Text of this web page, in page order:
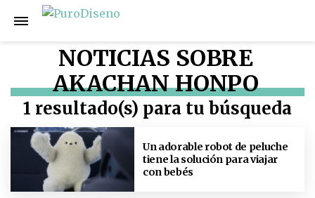
NOTICIAS SOBRE
AKACHAN HONPO
1 resultado(s) para tu búsqueda
Un adorable robot de peluche
tiene la solución para viajar
con bebés